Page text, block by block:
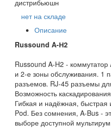
нет на складе
Описание
Russound A-Н2
Russound A-H2 - коммутатор
и 2-е зоны обслуживания. 1
разъемов. RJ-45 разъемы
Возможность
Гибкая и надёжная,
Pod. Без сомнения, A-Bus -
выборе доступной